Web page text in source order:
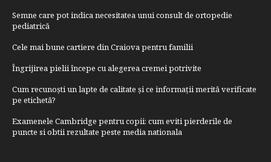
Semne care pot indica necesitatea unui consult de ortopedie
pediatrică
Cele mai bune cartiere din Craiova pentru familii
Îngrijirea pielii începe cu alegerea cremei potrivite
Cum recunoști un lapte de calitate și ce informații merită verificate
pe etichetă?
Examenele Cambridge pentru copii: cum eviti pierderile de
puncte si obtii rezultate peste media nationala